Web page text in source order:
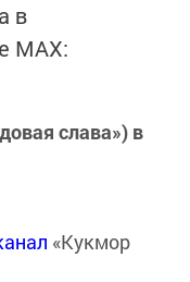
в
MАХ:
слава») в
«Кукмор